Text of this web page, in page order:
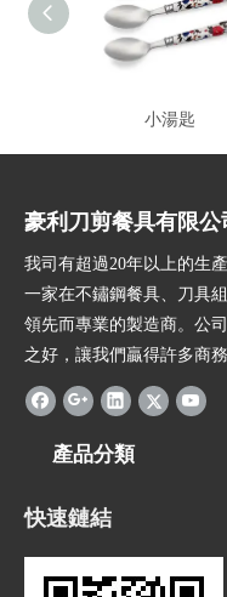
小湯匙
豪利刀剪餐具有限公
我司有超過20年以上的生
一家在不鏽鋼餐具、刀具
領先而專業的製造商。公
之好，讓我們贏得許多商
產品分類
快速鏈結